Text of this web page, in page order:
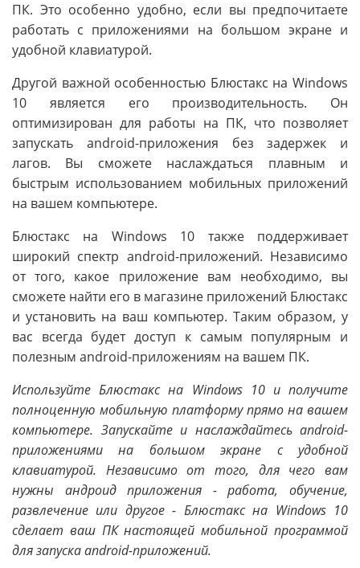
ПК. Это особенно удобно, если вы предпочитаете
работать с приложениями на большом экране и
удобной клавиатурой.
Другой важной особенностью Блюстакс на Windows
10 является его производительность. Он
оптимизирован для работы на ПК, что позволяет
запускать android-приложения без задержек и
лагов. Вы сможете наслаждаться плавным и
быстрым использованием мобильных приложений
на вашем компьютере.
Блюстакс на Windows 10 также поддерживает
широкий спектр android-приложений. Независимо
от того, какое приложение вам необходимо, вы
сможете найти его в магазине приложений Блюстакс
и установить на ваш компьютер. Таким образом, у
вас всегда будет доступ к самым популярным и
полезным android-приложениям на вашем ПК.
Используйте Блюстакс на Windows 10 и получите
полноценную мобильную платформу прямо на вашем
компьютере. Запускайте и наслаждайтесь android-
приложениями на большом экране с удобной
клавиатурой. Независимо от того, для чего вам
нужны андроид приложения - работа, обучение,
развлечение или другое - Блюстакс на Windows 10
сделает ваш ПК настоящей мобильной программой
для запуска android-приложений.